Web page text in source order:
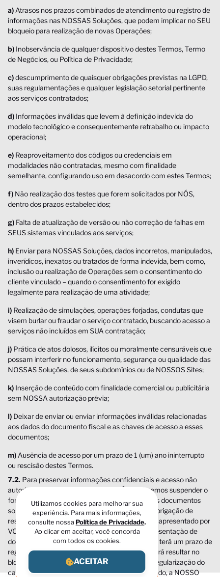
a) Atrasos nos prazos combinados de atendimento ou registro de
informações nas NOSSAS Soluções, que podem implicar no SEU
bloqueio para realização de novas Operações;
b) Inobservância de qualquer dispositivo destes Termos, Termo
de Negócios, ou Política de Privacidade;
c)descumprimento de quaisquer obrigações previstas na LGPD,
suas regulamentações e qualquer legislação setorial pertinente
aos serviços contratados;
d) Informações inválidas que levem à definição indevida do
modelo tecnológico e consequentemente retrabalho ou impacto
operacional;
e) Reaproveitamento dos códigos ou credenciais em
modalidades não contratadas, mesmo com finalidade
semelhante, configurando uso em desacordo com estes Termos;
f) Não realização dos testes que forem solicitados por NÓS,
dentro dos prazos estabelecidos;
g) Falta de atualização de versão ou não correção de falhas em
SEUS sistemas vinculados aos serviços;
h) Enviar para NOSSAS Soluções, dados incorretos, manipulados,
inverídicos, inexatos ou tratados de forma indevida, bem como,
inclusão ou realização de Operações sem o consentimento do
cliente vinculado – quando o consentimento for exigido
legalmente para realização de uma atividade;
i) Realização de simulações, operações forjadas, condutas que
visem burlar ou fraudar o serviço contratado, buscando acesso a
serviços não incluídos em SUA contratação;
j) Prática de atos dolosos, ilícitos ou moralmente censuráveis que
possam interferir no funcionamento, segurança ou qualidade das
NOSSAS Soluções, de seus subdomínios ou de NOSSOS Sites;
k) Inserção de conteúdo com finalidade comercial ou publicitária
sem NOSSA autorização prévia;
l) Deixar de enviar ou enviar informações inválidas relacionadas
aos dados do documento fiscal e as chaves de acesso a esses
documentos;
m) Ausência de acesso por um prazo de 1 (um) ano ininterrupto
ou rescisão destes Termos.
7.2. Para preservar informações confidenciais e acesso não
autorizado aos nossos ambientes, NÓS poderemos suspender o
fornecimento de serviços até o recebimento dos documentos
solicitados, sem qualquer responsabilidade ou obrigação de
ressarcimento, caso algum dado ou documento apresentado por
VOCÊ seja inconsistente ou na ausência de apresentação de
documentos obrigatórios. Se isso ocorrer, VOCÊ terá um prazo de
regularização que caso não seja cumprido, poderá resultar no
bloqueio do acesso a NOSSAS Soluções até a regularização do
cadastro. O acesso também poderá ser cancelado, a NOSSO
Utilizamos cookies para melhorar sua
experiência. Para mais informações,
consulte nossaPolítica de Privacidade.
Ao clicar em aceitar, você concorda
com todos os cookies.
ACEITAR